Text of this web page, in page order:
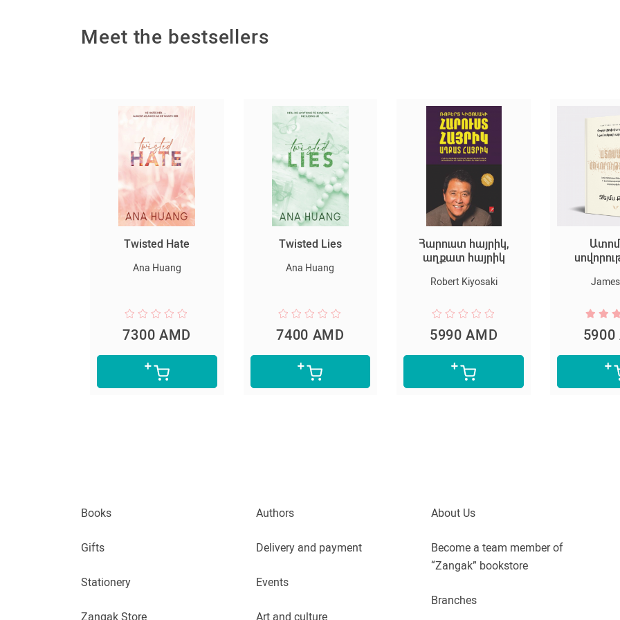
Meet the bestsellers
Twisted Hate
Ana Huang
7300 AMD
Twisted Lies
Ana Huang
7400 AMD
Հարուստ հայրիկ,
աղքատ հայրիկ
Robert Kiyosaki
5990 AMD 5900
Books
Gifts
Stationery
Zangak Store
Authors
Delivery and payment
Events
Art and culture
About Us
Become a team member of
“Zangak” bookstore
Branches